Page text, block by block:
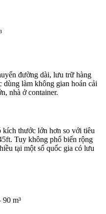
đường dài, lưu trữ hàng
dùng làm không gian hoán cải
nhà ở container.
kích thước lớn hơn so với tiêu
Tuy không phổ biến rộng
tại một số quốc gia có lưu
m³